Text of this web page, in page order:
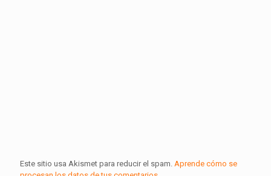
Este sitio usa Akismet para reducir el spam. Aprende cómo se